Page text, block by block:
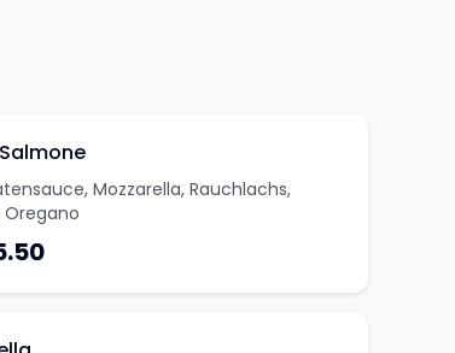
Mozzarella, Rauchlachs,
Oregano